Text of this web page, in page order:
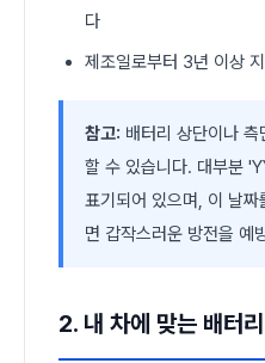
다
제조일로부터 3년 이상
참고: 배터리 상단이나
할 수 있습니다. 대부분
표기되어 있으며, 이 날
면 갑작스러운 방전을 예
2. 내 차에 맞는 배터